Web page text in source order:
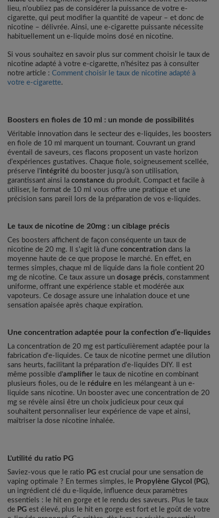
lieu, n'oubliez pas de considérer la puissance de votre e-
cigarette, qui peut modifier la quantité de vapeur – et donc de
nicotine – délivrée. Ainsi, une e-cigarette puissante nécessite
habituellement un e-liquide moins dosé en nicotine.
Si vous souhaitez en savoir plus sur comment choisir le taux de
nicotine adapté à votre e-cigarette, n'hésitez pas à consulter
notre article : Comment choisir le taux de nicotine adapté à
votre e-cigarette.
Boosters en fioles de 10 ml : un monde de possibilités
Véritable innovation dans le secteur des e-liquides, les boosters
en fiole de 10 ml marquent un tournant. Couvrant un grand
éventail de saveurs, ces flacons proposent un vaste horizon
d’expériences gustatives. Chaque fiole, soigneusement scellée,
préserve l'intégrité du booster jusqu’à son utilisation,
garantissant ainsi la constance du produit. Compact et facile à
utiliser, le format de 10 ml vous offre une pratique et une
précision sans pareil lors de la préparation de vos e-liquides.
Le taux de nicotine de 20mg : un ciblage précis
Ces boosters affichent de façon conséquente un taux de
nicotine de 20 mg. Il s'agit là d'une concentration dans la
moyenne haute de ce que propose le marché. En effet, en
termes simples, chaque ml de liquide dans la fiole contient 20
mg de nicotine. Ce taux assure un dosage précis, constamment
uniforme, offrant une expérience stable et modérée aux
vapoteurs. Ce dosage assure une inhalation douce et une
sensation apaisée après chaque expiration.
Une concentration adaptée pour la confection d’e-liquides
La concentration de 20 mg est particulièrement adaptée pour la
fabrication d'e-liquides. Ce taux de nicotine permet une dilution
sans heurts, facilitant la préparation d'e-liquides DIY. Il est
même possible d'amplifier le taux de nicotine en combinant
plusieurs fioles, ou de le réduire en les mélangeant à un e-
liquide sans nicotine. Un booster avec une concentration de 20
mg se révèle ainsi être un choix judicieux pour ceux qui
souhaitent personnaliser leur expérience de vape et ainsi,
maîtriser la dose nicotine inhalée.
L'utilité du ratio PG
Saviez-vous que le ratio PG est crucial pour une sensation de
vaping optimale ? En termes simples, le Propylène Glycol (PG),
un ingrédient clé du e-liquide, influence deux paramètres
essentiels : le hit en gorge et le rendu des saveurs. Plus le taux
de PG est élevé, plus le hit en gorge est fort et le goût de votre